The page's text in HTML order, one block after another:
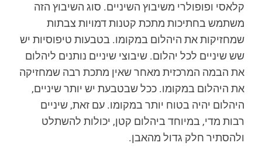
קלאסי ופופולרי משיבוץ השיניים. סוג השיבוץ הזה
משתמש בחתיכות מתכת קטנות דמויות צבתות
שמחזיקות את היהלום במקומו. בטבעות טיפוסיות יש
שש שיניים לכל יהלום. שיבוצי שיניים נותנים ליהלום
את הבמה המרכזית מאחר שאין מתכת רבה שמחזיקה
את היהלום במקומו. ככל שבטבעת יש יותר שיניים,
היהלום יהיה בטוח יותר במקומו. עם זאת, שיניים
רבות מדי, במיוחד ביהלום קטן, יכולות להשתלט
ולהסתיר חלק גדול מהאבן.